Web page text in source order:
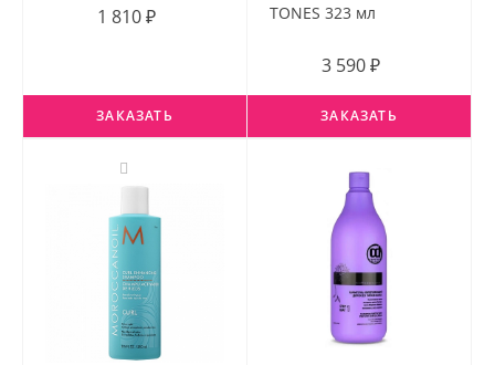
1 810 ₽
ЗАКАЗАТЬ
TONES 323 мл
3 590 ₽
ЗАКАЗАТЬ